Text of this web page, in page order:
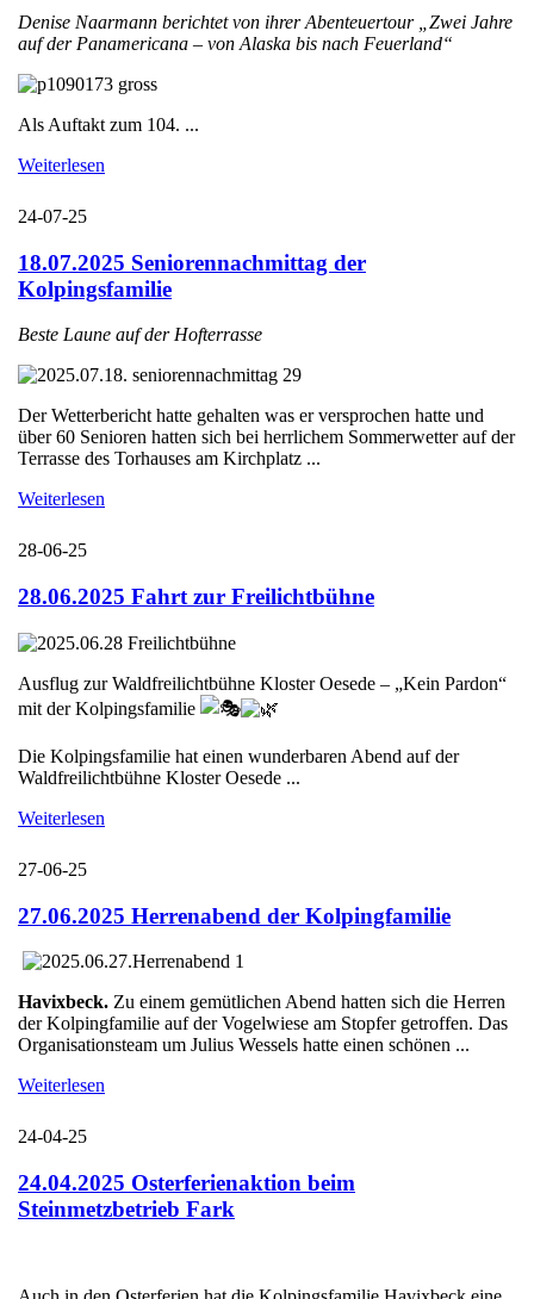
Denise Naarmann berichtet von ihrer Abenteuertour „Zwei Jahre
auf der Panamericana – von Alaska bis nach Feuerland“
Als Auftakt zum 104. ...
Weiterlesen
24-07-25
18.07.2025 Seniorennachmittag der
Kolpingsfamilie
Beste Laune auf der Hofterrasse
Der Wetterbericht hatte gehalten was er versprochen hatte und
über 60 Senioren hatten sich bei herrlichem Sommerwetter auf der
Terrasse des Torhauses am Kirchplatz ...
Weiterlesen
28-06-25
28.06.2025 Fahrt zur Freilichtbühne
Ausflug zur Waldfreilichtbühne Kloster Oesede – „Kein Pardon“
mit der Kolpingsfamilie
Die Kolpingsfamilie hat einen wunderbaren Abend auf der
Waldfreilichtbühne Kloster Oesede ...
Weiterlesen
27-06-25
27.06.2025 Herrenabend der Kolpingfamilie
Havixbeck. Zu einem gemütlichen Abend hatten sich die Herren
der Kolpingfamilie auf der Vogelwiese am Stopfer getroffen. Das
Organisationsteam um Julius Wessels hatte einen schönen ...
Weiterlesen
24-04-25
24.04.2025 Osterferienaktion beim
Steinmetzbetrieb Fark